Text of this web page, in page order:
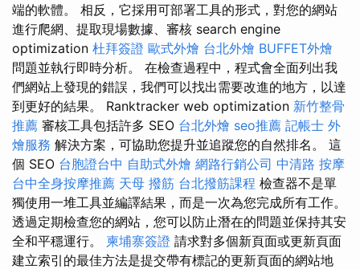
端的軟體。 相反，它採用可部署工具的形式，對您的網站
進行爬網、提取現場數據、審核 search engine
optimization 杜拜簽證 歐式外燴 台北外燴 BUFFET外燴
問題並執行即時分析。 在檢查過程中，程式會全面列出我
們網站上發現的錯誤，我們可以找出需要改進的地方，以達
到更好的結果。 Ranktracker web optimization 新竹整骨
推薦 審核工具包括許多 SEO 台北外燴 seo推薦 記帳士 外
燴服務 解決方案，可協助您提升並追蹤您的自然排名。 這
個 SEO 台胞證台中 自助式外燴 網路行銷公司 中清路 按摩
台中全身按摩推薦 天母 撥筋 台北撥筋課程 檢查器不是單
獨使用一堆工具並編譯結果，而是一次為您完成所有工作。
透過定期檢查您的網站，您可以防止潛在的問題並保持其安
全和平穩運行。 柬埔寨簽證 請求對多個新頁面或更新頁面
建立索引的最佳方法是提交帶有標記的更新頁面的網站地